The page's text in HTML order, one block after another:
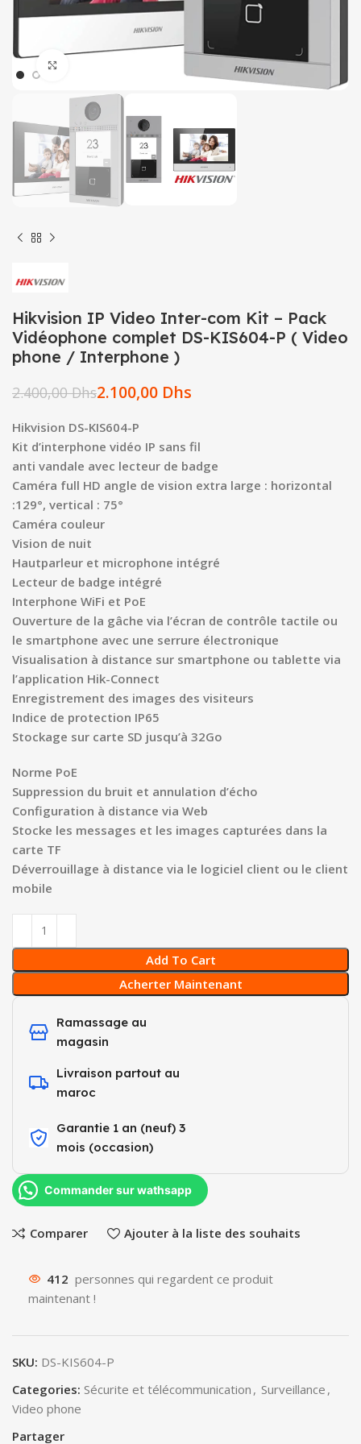
Hikvision IP Video Inter-com Kit – Pack
Vidéophone complet DS-KIS604-P ( Video
phone / Interphone )
2.400,00Dhs2.100,00 Dhs
Hikvision DS-KIS604-P
Kit d’interphone vidéo IP sans fil
anti vandale avec lecteur de badge
Caméra full HD angle de vision extra large : horizontal
:129°, vertical : 75°
Caméra couleur
Vision de nuit
Hautparleur et microphone intégré
Lecteur de badge intégré
Interphone WiFi et PoE
Ouverture de la gâche via l’écran de contrôle tactile ou
le smartphone avec une serrure électronique
Visualisation à distance sur smartphone ou tablette via
l’application Hik-Connect
Enregistrement des images des visiteurs
Indice de protection IP65
Stockage sur carte SD jusqu’à 32Go
Norme PoE
Suppression du bruit et annulation d’écho
Configuration à distance via Web
Stocke les messages et les images capturées dans la
carte TF
Déverrouillage à distance via le logiciel client ou le client
mobile
Add To Cart
Acherter Maintenant
Ramassage au
magasin
Livraison partout au
maroc
Garantie 1 an (neuf) 3
mois (occasion)​
Commander sur wathsapp
Comparer Ajouter à la liste des souhaits
412 personnes qui regardent ce produit
maintenant !
SKU: DS-KIS604-P
Categories: Sécurite et télécommunication , Surveillance ,
Video phone
Partager